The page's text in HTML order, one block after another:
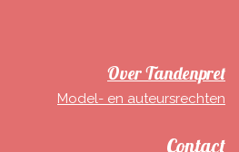
Over Tandenpret
Model- en auteursrechten
Contact